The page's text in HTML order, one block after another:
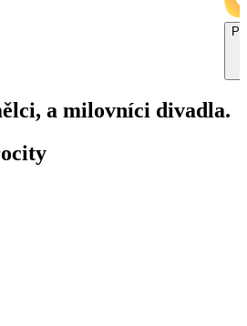
a milovníci divadla.